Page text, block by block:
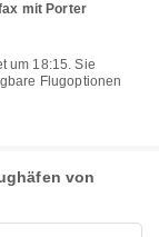
mit Porter
Flugoptionen
von